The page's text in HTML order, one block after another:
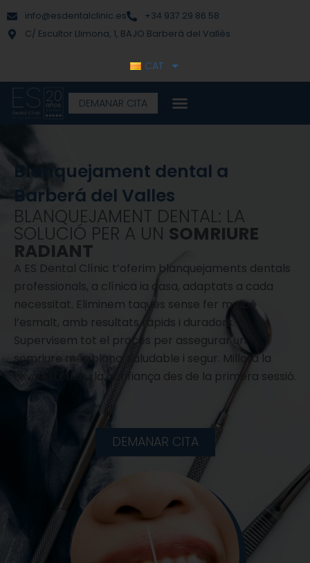
contingut
contingut
info@esdentalclinic.es
+34 937 29 86 58
C/ Escultor Llimona, 1, BAJO Barberà del Vallès
CAT
DEMANAR CITA
Blanquejament dental a
Barberá del Valles
BLANQUEJAMENT DENTAL: LA
SOLUCIÓ PER A UN SOMRIURE
RADIANT
A ES Dental Clínic t’oferim blanquejaments dentals
professionals, a clínica ia casa, adaptats a cada
necessitat. Eliminem taques sense fer malbé
l’esmalt, amb resultats ràpids i duradors.
Supervisem tot el procés per assegurar un
somriure més blanc, saludable i segur. Millora la
teva estètica i la confiança des de la primera sessió.
DEMANAR CITA